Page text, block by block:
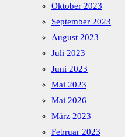
Oktober 2023
September 2023
August 2023
Juli 2023
Juni 2023
Mai 2023
Mai 2026
März 2023
Februar 2023